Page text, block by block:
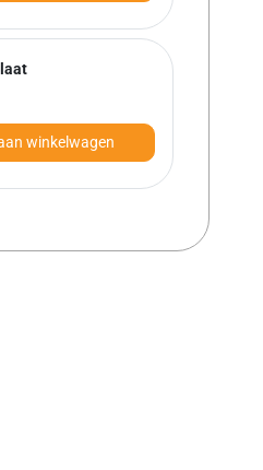
winkelwagen